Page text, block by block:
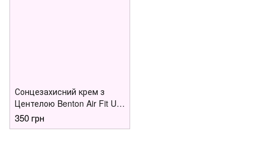
Сонцезахисний крем з
Центелою Benton Air Fit UV
defense Sun Cream
SPF50+/PA++++, 12 мл
350 грн